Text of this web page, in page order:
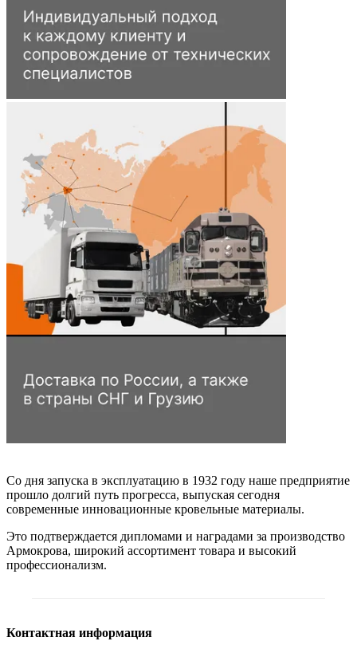
Со дня запуска в эксплуатацию в 1932 году наше предприятие
прошло долгий путь прогресса, выпуская сегодня
современные инновационные кровельные материалы.
Это подтверждается дипломами и наградами за производство
Армокрова, широкий ассортимент товара и высокий
профессионализм.
Контактная информация